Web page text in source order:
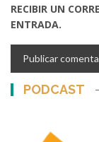
RECIBIR UN
ENTRADA.
PODCAST